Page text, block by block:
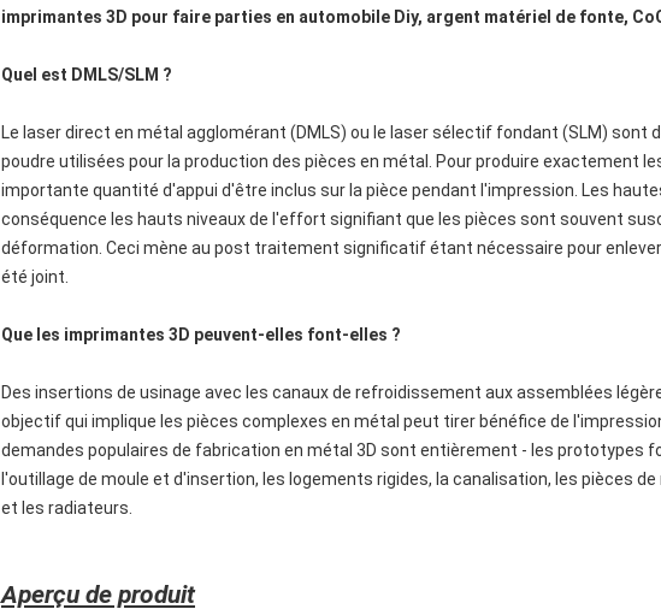
imprimantes 3D pour faire parties en automobile Diy, argent matériel de fonte,
Quel est DMLS/SLM ?
Le laser direct en métal agglomérant (DMLS) ou le laser sélectif fondant (SLM) sont
poudre utilisées pour la production des pièces en métal. Pour produire exactement
importante quantité d'appui d'être inclus sur la pièce pendant l'impression. Les
conséquence les hauts niveaux de l'effort signifiant que les pièces sont souvent
déformation. Ceci mène au post traitement significatif étant nécessaire pour
été joint.
Que les imprimantes 3D peuvent-elles font-elles ?
Des insertions de usinage avec les canaux de refroidissement aux assemblées
objectif qui implique les pièces complexes en métal peut tirer bénéfice de
demandes populaires de fabrication en métal 3D sont entièrement - les prototypes
l'outillage de moule et d'insertion, les logements rigides, la canalisation, les pièces
et les radiateurs.
Aperçu de produit